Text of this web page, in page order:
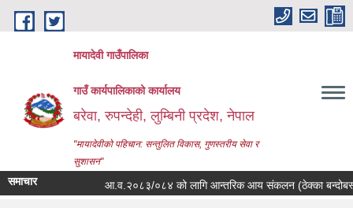
Skip to main content
मायादेवी गाउँपालिका
गाउँ कार्यपालिकाको कार्यालय
बरेवा, रुपन्देही, लुम्बिनी प्रदेश, नेपाल
"मायादेवीको पहिचान: सन्तुलित विकास, गुणस्तरीय सेवा र
सुशासन"
समाचार आ.व.२०८३/०८४ को लागि आन्तरिक आय संकलन (ठेक्का बन्दोबस्त)